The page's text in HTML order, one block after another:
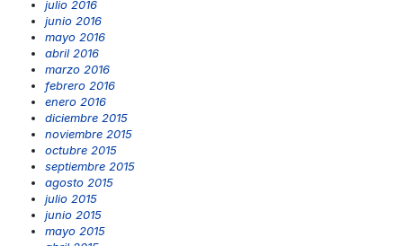
julio 2016
junio 2016
mayo 2016
abril 2016
marzo 2016
febrero 2016
enero 2016
diciembre 2015
noviembre 2015
octubre 2015
septiembre 2015
agosto 2015
julio 2015
junio 2015
mayo 2015